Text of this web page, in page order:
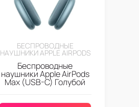
БЕСПРОВОДНЫЕ
НАУШНИКИ APPLE AIRPODS
Беспроводные
наушники Apple AirPods
Max (USB-C) Голубой